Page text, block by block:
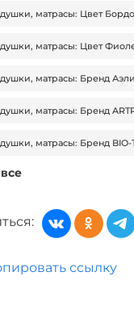
матрасы: Цвет
матрасы: Цвет
матрасы: Бренд
матрасы: Бренд
матрасы: Бренд BIO-
матрасы: Бренд
матрасы: Бренд
Самойловский
Авангардссылку